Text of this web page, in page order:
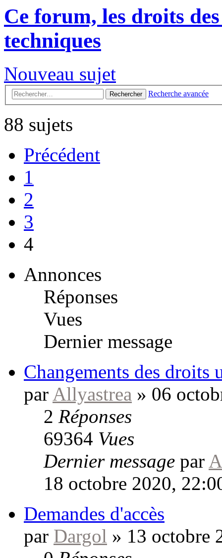
Ce forum, les droits
techniques
Nouveau sujet
Rechercher Recherche avancée
88 sujets
Précédent
1
2
3
4
Annonces
Réponses
Vues
Dernier message
Changements des droits
par Allyastrea » 06
2 Réponses
69364 Vues
Dernier message par
18 octobre 2020,
Demandes d'accès
par Dargol » 13 octobre